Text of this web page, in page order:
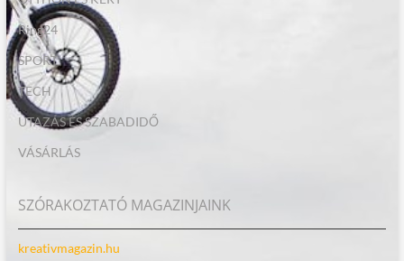
Ring24
SPORT
TECH
UTAZÁS ÉS SZABADIDŐ
VÁSÁRLÁS
SZÓRAKOZTATÓ MAGAZINJAINK
kreativmagazin.hu